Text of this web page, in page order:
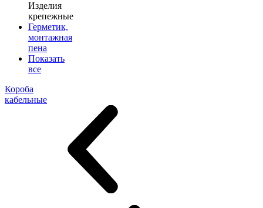
Изделия
крепежные
Герметик,
монтажная
пена
Показать
все
Короба
кабельные